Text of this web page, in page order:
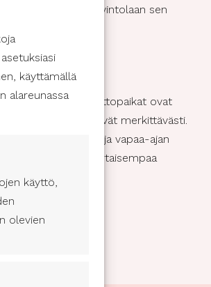
käyttämällä
alareunassa
käyttö,
olevien
soittamalla ravintolaan sen
ruokailu- ja ajanviettopaikat ovat
esteet vähenevät merkittävästi.
ja tehdä kulttuuri- ja vapaa-ajan
yhdenvertaisempaa